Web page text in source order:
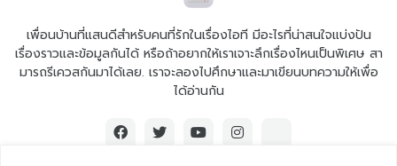
เพื่อนบ้านที่แสนดีสำหรับคนที่รักในเรื่องไอที มีอะไรที่น่าสนใจแบ่งปัน
เรื่องราวและข้อมูลกันได้ หรือถ้าอยากให้เราเจาะลึกเรื่องไหนเป็นพิเศษ สา
มารถรีเควสกันมาได้เลย. เราจะลองไปศึกษาและมาเขียนบทความให้เพื่อ
ได้อ่านกัน